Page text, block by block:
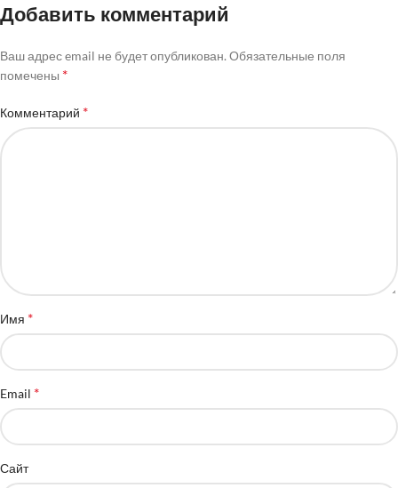
Добавить комментарий
Ваш адрес email не будет опубликован. Обязательные поля
помечены *
Комментарий *
Имя *
Email *
Сайт